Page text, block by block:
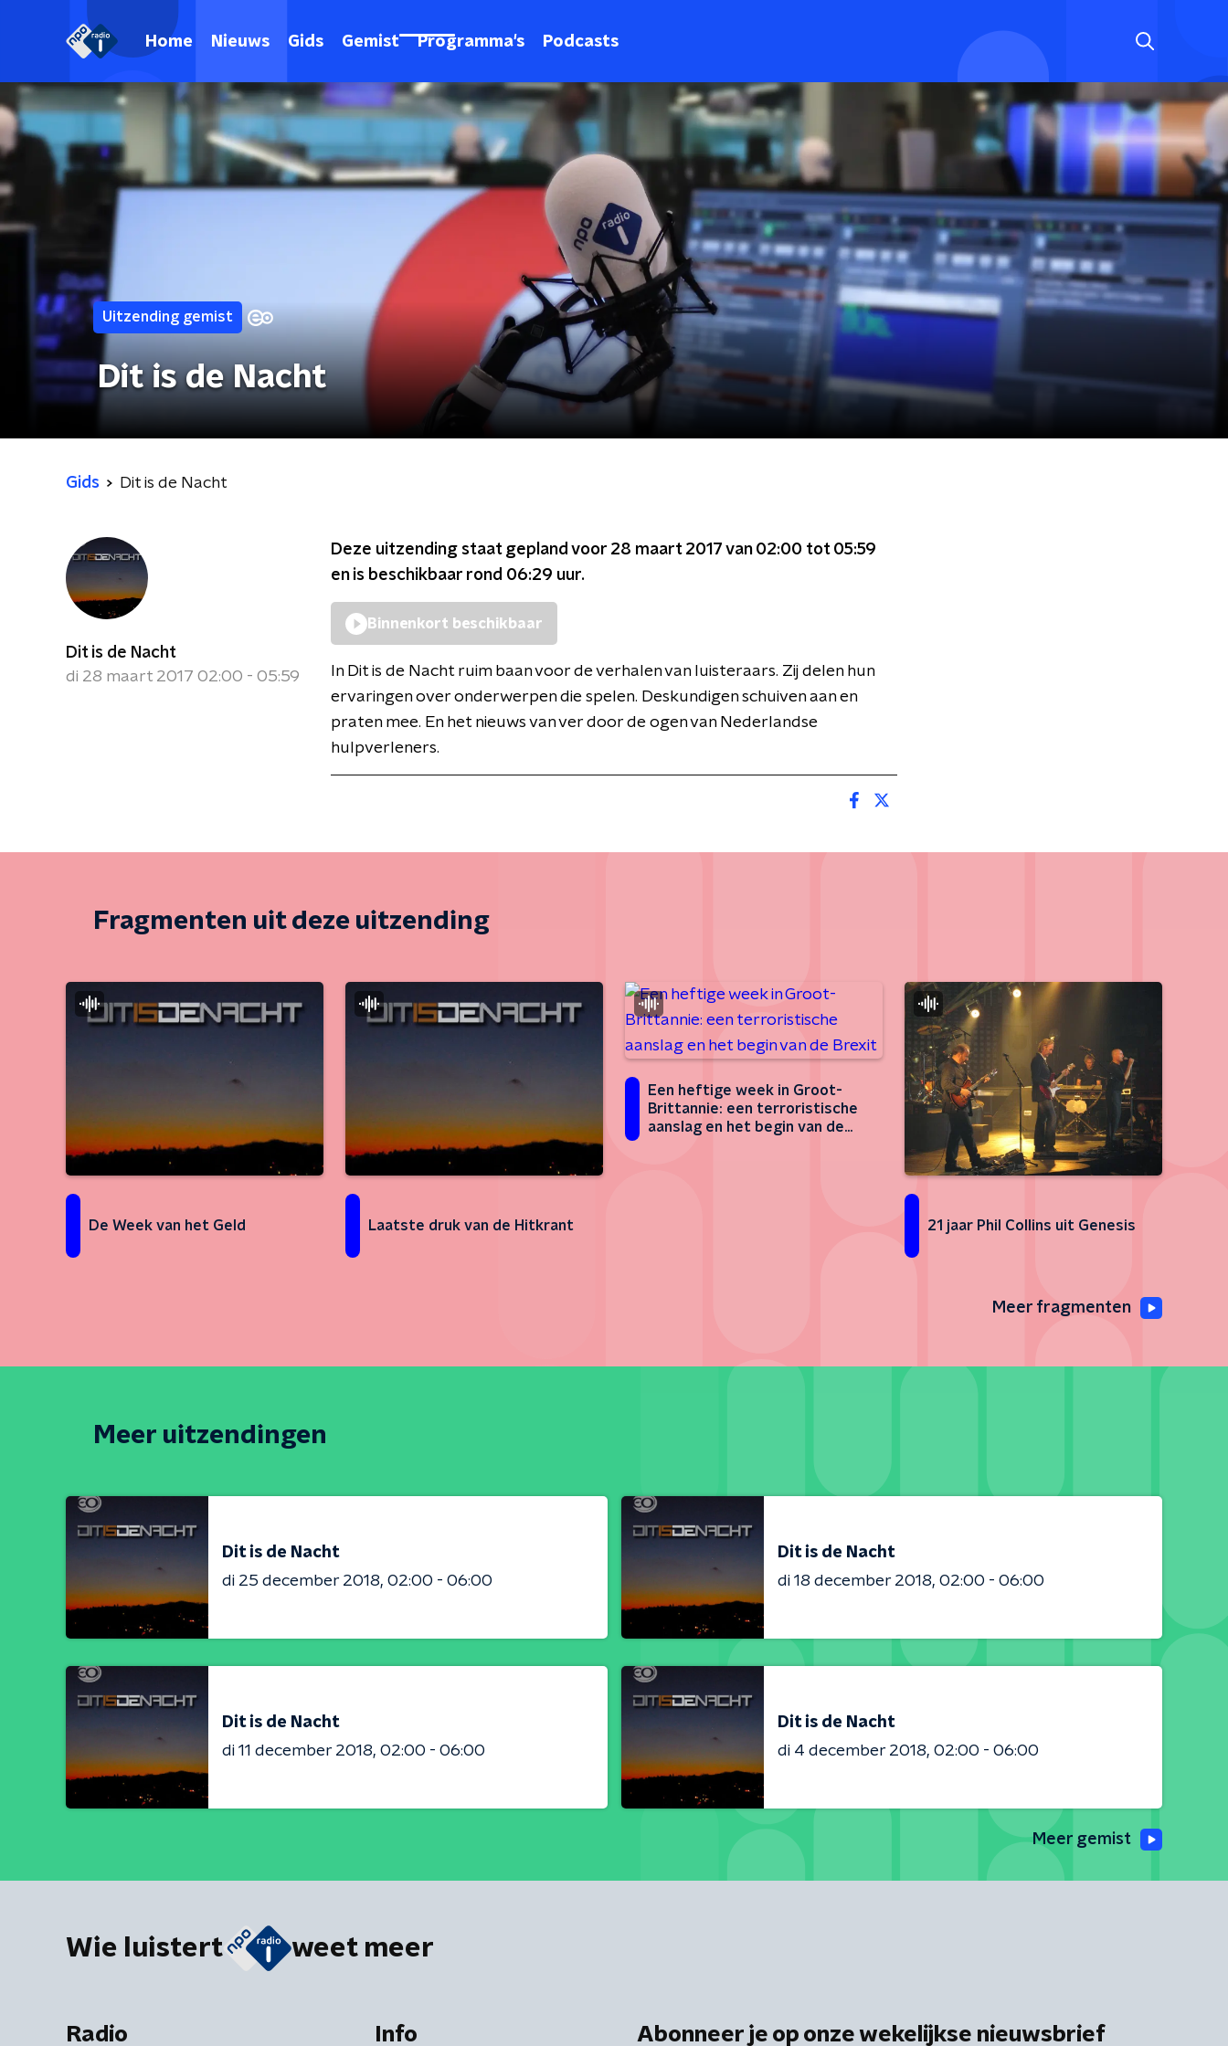
Home Nieuws Gids Gemist Programma's Podcasts
Uitzending gemist
Dit is de Nacht
Gids Dit is de Nacht
Dit is de Nacht
di 28 maart 2017 02:00 - 05:59
Deze uitzending staat gepland voor 28 maart 2017 van 02:00 tot 05:59
en is beschikbaar rond 06:29 uur.
Binnenkort beschikbaar
In Dit is de Nacht ruim baan voor de verhalen van luisteraars. Zij delen hun
ervaringen over onderwerpen die spelen. Deskundigen schuiven aan en
praten mee. En het nieuws van ver door de ogen van Nederlandse
hulpverleners.
Fragmenten uit deze uitzending
De Week van het Geld Laatste druk van de Hitkrant
Een heftige week in Groot-
Brittannie: een terroristische
aanslag en het begin van de
21 jaar Phil Collins uit Genesis
Meer fragmenten
Meer uitzendingen
Dit is de Nacht
di 25 december 2018 02:00 - 06:00
Dit is de Nacht
di 18 december 2018 02:00 - 06:00
Dit is de Nacht
di 11 december 2018 02:00 - 06:00
Dit is de Nacht
di 4 december 2018 02:00 - 06:00
Meer gemist
Wie luistert weet meer
Radio Info Abonneer je op onze wekelijkse nieuwsbrief